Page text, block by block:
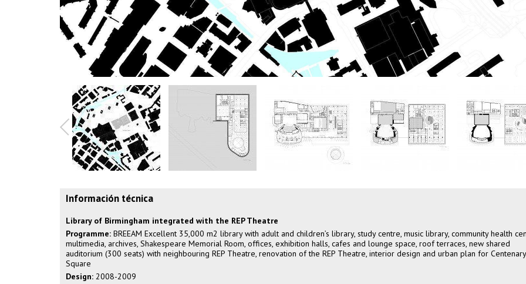
Información técnica
Library of Birmingham integrated with the REP Theatre
Programme: BREEAM Excellent 35,000 m2 library with adult and children’s library, study centre, music library, community health
multimedia, archives, Shakespeare Memorial Room, offices, exhibition halls, cafes and lounge space, roof terraces, new shared
auditorium (300 seats) with neighbouring REP Theatre, renovation of the REP Theatre, interior design and urban plan for Centenary
Square
Design: 2008-2009